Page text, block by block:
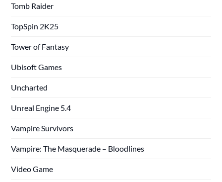
Tomb Raider
TopSpin 2K25
Tower of Fantasy
Ubisoft Games
Uncharted
Unreal Engine 5.4
Vampire Survivors
Vampire: The Masquerade – Bloodlines
Video Game